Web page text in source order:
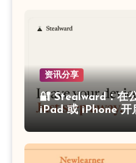
资讯分享
🔐 Stealward：在
iPad 或 iPhone 开